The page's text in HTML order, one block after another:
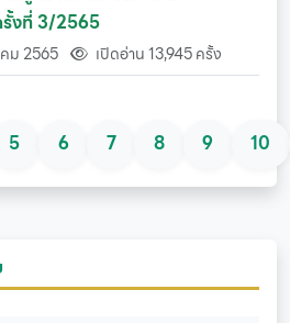
งที่ 3/2565
ม 2565 เปิดอ่าน 13,945 ครั้ง
5 6 7 8 9 10